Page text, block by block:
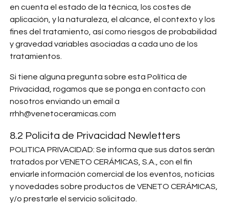
en cuenta el estado de la técnica, los costes de
aplicación, y la naturaleza, el alcance, el contexto y los
fines del tratamiento, así como riesgos de probabilidad
y gravedad variables asociadas a cada uno de los
tratamientos.
Si tiene alguna pregunta sobre esta Política de
Privacidad, rogamos que se ponga en contacto con
nosotros enviando un email a
rrhh@venetoceramicas.com
8.2 Policita de Privacidad Newletters
POLITICA PRIVACIDAD: Se informa que sus datos serán
tratados por VENETO CERÁMICAS, S.A., con el fin
enviarle información comercial de los eventos, noticias
y novedades sobre productos de VENETO CERÁMICAS,
y/o prestarle el servicio solicitado.